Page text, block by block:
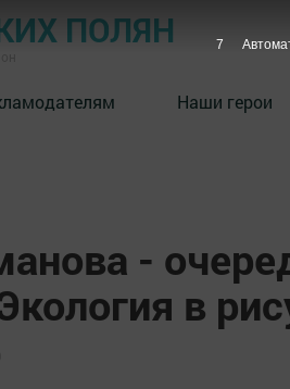
ПОЛЯН
Наши герои
-
в
6